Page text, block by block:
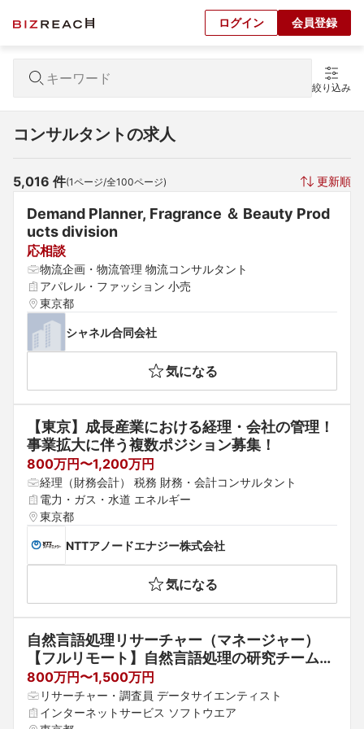
ログイン 会員登録
絞り込み
コンサルタントの求人
5,016 件(1ページ/全100ページ) 更新順
Demand Planner, Fragrance ＆ Beauty Prod
ucts division
応相談
物流企画・物流管理 物流コンサルタント
アパレル・ファッション 小売
東京都
シャネル合同会社
気になる
【東京】成長産業における経理・会社の管理！
事業拡大に伴う複数ポジション募集！
800万円〜1,200万円
経理（財務会計） 税務 財務・会計コンサルタント
電力・ガス・水道 エネルギー
東京都
NTTアノードエナジー株式会社
気になる
自然言語処理リサーチャー（マネージャー）
【フルリモート】自然言語処理の研究チームを
リード
800万円〜1,500万円
リサーチャー・調査員 データサイエンティスト
インターネットサービス ソフトウエア